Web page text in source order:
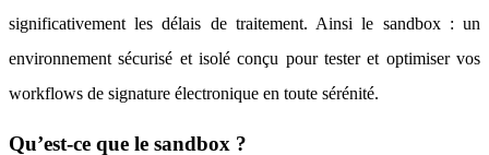
significativement les délais de traitement. Ainsi le sandbox : un
environnement sécurisé et isolé conçu pour tester et optimiser vos
workflows de signature électronique en toute sérénité.
Qu’est-ce que le sandbox ?